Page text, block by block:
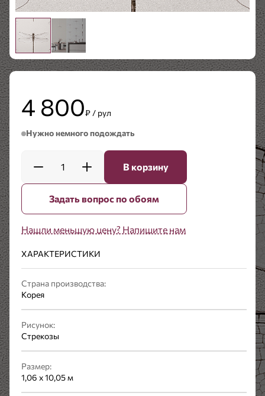
4 800₽ / рул
Нужно немного подождать
1 В корзину
Задать вопрос по обоям
Нашли меньшую цену? Напишите нам
ХАРАКТЕРИСТИКИ
Страна производства:
Корея
Рисунок:
Стрекозы
Размер:
1,06 x 10,05 м